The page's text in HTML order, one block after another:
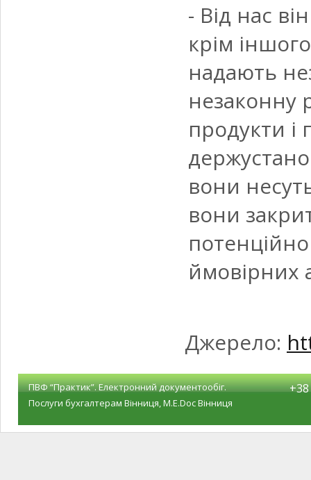
- Від нас
крім
надають
незаконну
продукти
вони
вони
ймовірних
Джерело:
ПВФ “Практик”. Електронний документообіг.
Послуги бухгалтерам Вінниця, M.E.Doc Вінниця